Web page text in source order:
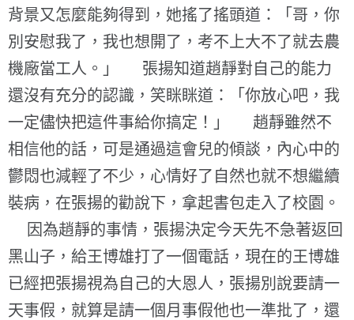
背景又怎麼能夠得到，她搖了搖頭道：「哥，你
別安慰我了，我也想開了，考不上大不了就去農
機廠當工人。」 張揚知道趙靜對自己的能力
還沒有充分的認識，笑眯眯道：「你放心吧，我
一定儘快把這件事給你搞定！」 趙靜雖然不
相信他的話，可是通過這會兒的傾談，內心中的
鬱悶也減輕了不少，心情好了自然也就不想繼續
裝病，在張揚的勸說下，拿起書包走入了校園。
因為趙靜的事情，張揚決定今天先不急著返回
黑山子，給王博雄打了一個電話，現在的王博雄
已經把張揚視為自己的大恩人，張揚別說要請一
天事假，就算是請一個月事假他也一準批了，還